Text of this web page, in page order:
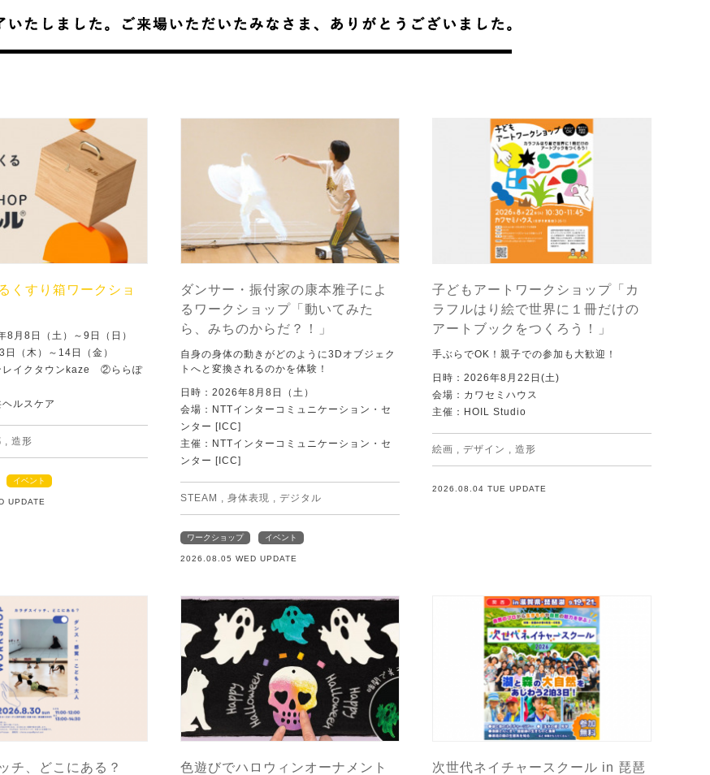
くすり箱ワークショ
8月8日（土）～9日（日）
（木）～14日（金）
レイクタウンkaze ②ららぽ
ルスケア
造形
イベント
UPDATE
ダンサー・振付家の康本雅子によ
るワークショップ「動いてみた
ら、みちのからだ？！」
自身の身体の動きがどのように3Dオブジェク
トへと変換されるのかを体験！
日時：2026年8月8日（土）
会場：NTTインターコミュニケーション・セ
ンター [ICC]
主催：NTTインターコミュニケーション・セ
ンター [ICC]
STEAM 身体表現 デジタル
ワークショップ イベント
2026.08.05 WED UPDATE
子どもアートワークショップ「カ
ラフルはり絵で世界に１冊だけの
アートブックをつくろう！」
手ぶらでOK！親子での参加も大歓迎！
日時：2026年8月22日(土)
会場：カワセミハウス
主催：HOIL Studio
絵画 デザイン 造形
2026.08.04 TUE UPDATE
チ、どこにある？
色遊びでハロウィンオーナメント
次世代ネイチャースクール in 琵琶